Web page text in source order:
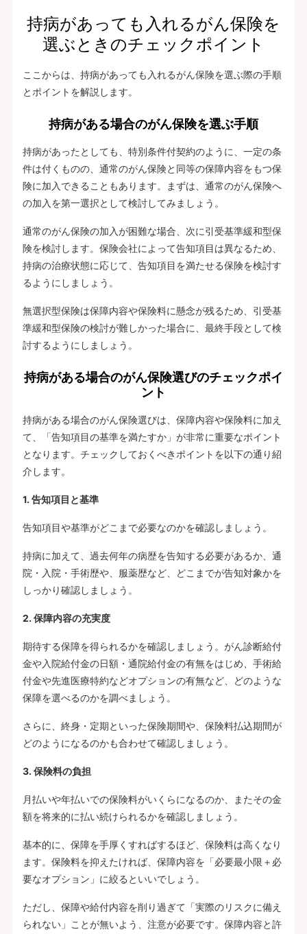
持病があっても入れるがん保険を
選ぶときのチェックポイント
ここからは、持病があっても入れるがん保険を選ぶ際の手順
とポイントを解説します。
持病がある場合のがん保険を選ぶ手順
持病があったとしても、特別条件付契約のように、一定の条
件は付くものの、通常のがん保険と同等の保障内容をもつ保
険に加入できることもあります。まずは、通常のがん保険へ
の加入を第一選択として検討してみましょう。
通常のがん保険の加入が困難な場合、次に引受基準緩和型保
険を検討します。保険会社によって告知項目は異なるため、
持病の治療状態に応じて、告知項目を満たせる保険を検討す
るようにしましょう。
無選択型保険は保障内容や保険料に懸念が残るため、引受基
準緩和型保険の検討が難しかった場合に、最終手段として検
討するようにしましょう。
持病がある場合のがん保険選びのチェックポイ
ント
持病がある場合のがん保険選びは、保障内容や保険料に加え
て、「告知項目の基準を満たすか」が非常に重要なポイント
となります。チェックしておくべきポイントを以下の通り紹
介します。
1. 告知項目と基準
告知項目や基準がどこまで必要なのかを確認しましょう。
持病に加えて、過去何年の病歴を告知する必要があるか、通
院・入院・手術歴や、服薬歴など、どこまでが告知対象かを
しっかり確認しましょう。
2. 保障内容の充実度
期待する保障を得られるかを確認しましょう。がん診断給付
金や入院給付金の日額・通院給付金の有無をはじめ、手術給
付金や先進医療特約などオプションの有無など、どのような
保障を選べるのかを調べましょう。
さらに、終身・定期といった保険期間や、保険料払込期間が
どのようになるのかも合わせて確認しましょう。
3. 保険料の負担
月払いや年払いでの保険料がいくらになるのか、またその金
額を将来的に払い続けられるかを確認しましょう。
基本的に、保障を手厚くすればするほど、保険料は高くなり
ます。保険料を抑えたければ、保障内容を「必要最小限＋必
要なオプション」に絞るといいでしょう。
ただし、保障や給付内容を削り過ぎて「実際のリスクに備え
られない」ことが無いよう、注意が必要です。保障内容と許